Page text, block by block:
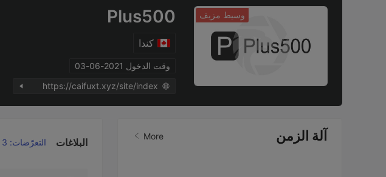
وسيط مزيف Plus500
كندا
وقت الدخول 2021-06-03
https://caifuxt.xyz/site/index
آلة الزمن More
البلاغات التعرّضات: 3